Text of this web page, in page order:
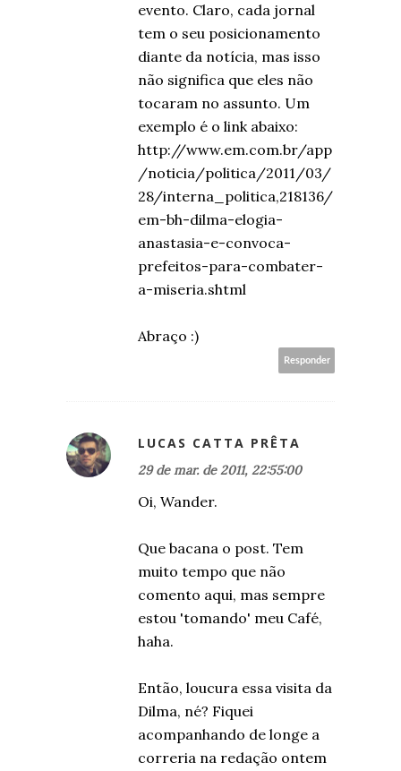
evento. Claro, cada jornal
tem o seu posicionamento
diante da notícia, mas isso
não significa que eles não
tocaram no assunto. Um
exemplo é o link abaixo:
http://www.em.com.br/app
/noticia/politica/2011/03/
28/interna_politica,218136/
em-bh-dilma-elogia-
anastasia-e-convoca-
prefeitos-para-combater-
a-miseria.shtml
Abraço :)
Responder
LUCAS CATTA PRÊTA
29 de mar. de 2011, 22:55:00
Oi, Wander.
Que bacana o post. Tem
muito tempo que não
comento aqui, mas sempre
estou 'tomando' meu Café,
haha.
Então, loucura essa visita da
Dilma, né? Fiquei
acompanhando de longe a
correria na redação ontem